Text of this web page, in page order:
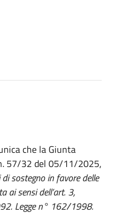
che la Giunta
57/32 del 05/11/2025,
sostegno in favore delle
ai sensi dell’art. 3,
Legge n° 162/1998.